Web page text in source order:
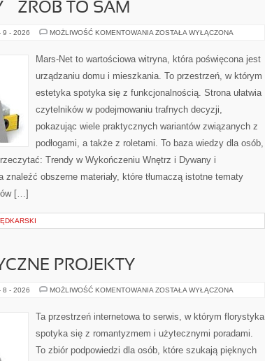
– ZRÓB TO SAM
9 - 2026 MOŻLIWOŚĆ KOMENTOWANIA PORADNIKI
ZRÓB
TO
ZOSTAŁA WYŁĄCZONA
Mars-Net to wartościowa witryna, która poświęcona jest
urządzaniu domu i mieszkania. To przestrzeń, w którym
estetyka spotyka się z funkcjonalnością. Strona ułatwia
czytelników w podejmowaniu trafnych decyzji,
pokazując wiele praktycznych wariantów związanych z
podłogami, a także z roletami. To baza wiedzy dla osób,
Trendy w Wykończeniu Wnętrz i Dywany i
znaleźć obszerne materiały, które tłumaczą istotne tematy
[…]
PROJEKTY
8 - 2026 MOŻLIWOŚĆ KOMENTOWANIA DIY
PROJEKTY
ZOSTAŁA WYŁĄCZONA
Ta przestrzeń internetowa to serwis, w którym florystyka
spotyka się z romantyzmem i użytecznymi poradami.
To zbiór podpowiedzi dla osób, które szukają pięknych